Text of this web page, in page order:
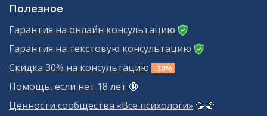
Полезное
Гарантия на онлайн консультацию
Гарантия на текстовую консультацию
Скидка 30% на консультацию -30%
Помощь, если нет 18 лет 🔞
Ценности сообщества «Все психологи» 🫱‍🫲